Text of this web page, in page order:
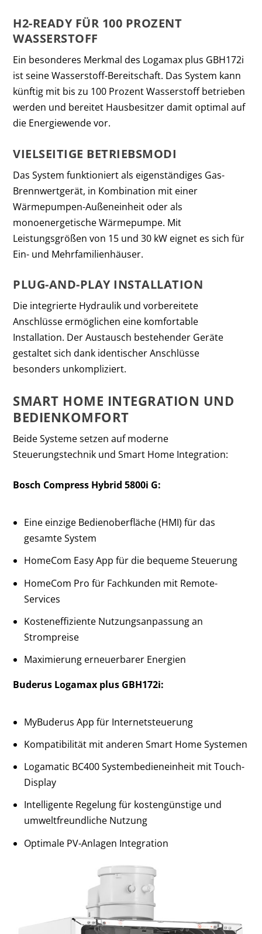
H2-READY FÜR 100 PROZENT
WASSERSTOFF
Ein besonderes Merkmal des Logamax plus GBH172i
ist seine Wasserstoff-Bereitschaft. Das System kann
künftig mit bis zu 100 Prozent Wasserstoff betrieben
werden und bereitet Hausbesitzer damit optimal auf
die Energiewende vor.
VIELSEITIGE BETRIEBSMODI
Das System funktioniert als eigenständiges Gas-
Brennwertgerät, in Kombination mit einer
Wärmepumpen-Außeneinheit oder als
monoenergetische Wärmepumpe. Mit
Leistungsgrößen von 15 und 30 kW eignet es sich für
Ein- und Mehrfamilienhäuser.
PLUG-AND-PLAY INSTALLATION
Die integrierte Hydraulik und vorbereitete
Anschlüsse ermöglichen eine komfortable
Installation. Der Austausch bestehender Geräte
gestaltet sich dank identischer Anschlüsse
besonders unkompliziert.
SMART HOME INTEGRATION UND
BEDIENKOMFORT
Beide Systeme setzen auf moderne
Steuerungstechnik und Smart Home Integration:
Bosch Compress Hybrid 5800i G:
Eine einzige Bedienoberfläche (HMI) für das
gesamte System
HomeCom Easy App für die bequeme Steuerung
HomeCom Pro für Fachkunden mit Remote-
Services
Kosteneffiziente Nutzungsanpassung an
Strompreise
Maximierung erneuerbarer Energien
Buderus Logamax plus GBH172i:
MyBuderus App für Internetsteuerung
Kompatibilität mit anderen Smart Home Systemen
Logamatic BC400 Systembedieneinheit mit Touch-
Display
Intelligente Regelung für kostengünstige und
umweltfreundliche Nutzung
Optimale PV-Anlagen Integration